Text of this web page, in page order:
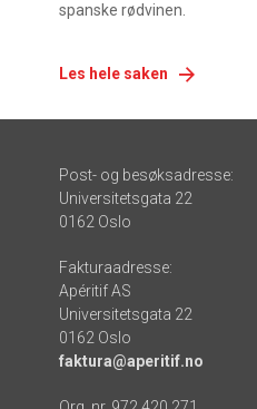
spanske rødvinen.
Les hele saken
Post- og besøksadresse:
Universitetsgata 22
0162 Oslo
Fakturaadresse:
Apéritif AS
Universitetsgata 22
0162 Oslo
faktura@aperitif.no